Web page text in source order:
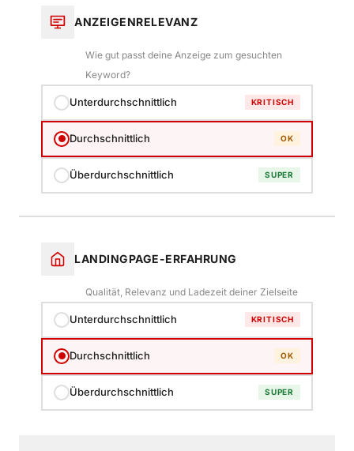
ANZEIGENRELEVANZ
Wie gut passt deine Anzeige zum gesuchten
Keyword?
Unterdurchschnittlich KRITISCH
Durchschnittlich OK
Überdurchschnittlich SUPER
LANDINGPAGE-ERFAHRUNG
Qualität, Relevanz und Ladezeit deiner Zielseite
Unterdurchschnittlich KRITISCH
Durchschnittlich OK
Überdurchschnittlich SUPER